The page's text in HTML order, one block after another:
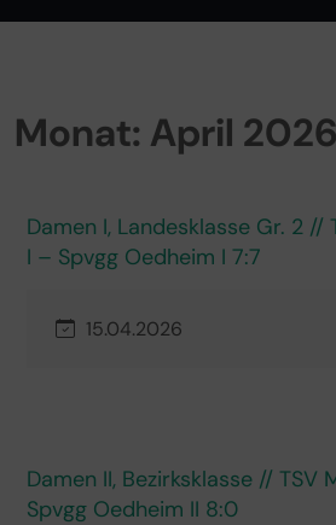
Monat: April 2026
Damen I, Landesklasse Gr. 2
I – Spvgg Oedheim I 7:7
15.04.2026
Damen II, Bezirksklasse // TSV
Spvgg Oedheim II 8:0